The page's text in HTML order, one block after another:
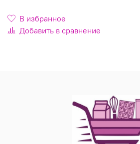
В избранное
Добавить в сравнение